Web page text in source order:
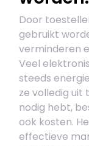
Door
gebruikt
verminderen
Veel
steeds
ze volledig uit
nodig hebt,
ook kosten.
effectieve